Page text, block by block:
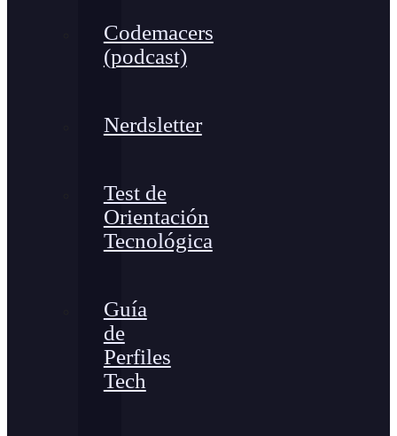
Codemacers
(podcast)
Nerdsletter
Test de
Orientación
Tecnológica
Guía
de
Perfiles
Tech